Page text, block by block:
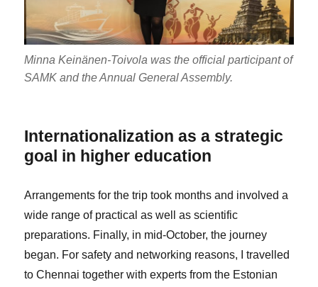
Minna Keinänen-Toivola was the official participant of
SAMK and the Annual General Assembly.
Internationalization as a strategic
goal in higher education
Arrangements for the trip took months and involved a
wide range of practical as well as scientific
preparations. Finally, in mid-October, the journey
began. For safety and networking reasons, I travelled
to Chennai together with experts from the Estonian